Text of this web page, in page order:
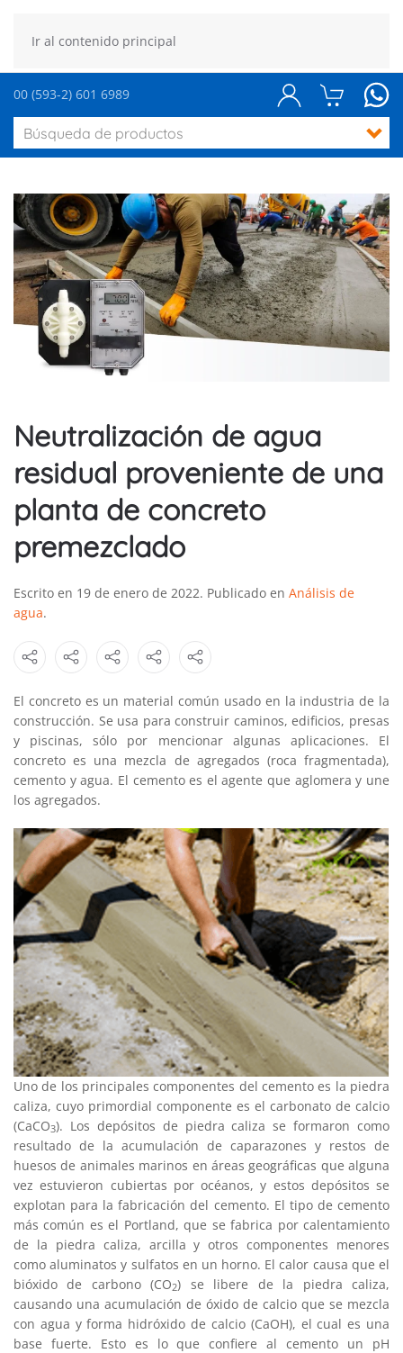
Ir al contenido principal
00 (593-2) 601 6989
Neutralización de agua
residual proveniente de una
planta de concreto
premezclado
Escrito en 19 de enero de 2022. Publicado en Análisis de
agua.
El concreto es un material común usado en la industria de la
construcción. Se usa para construir caminos, edificios, presas
y piscinas, sólo por mencionar algunas aplicaciones. El
concreto es una mezcla de agregados (roca fragmentada),
cemento y agua. El cemento es el agente que aglomera y une
los agregados.
Uno de los principales componentes del cemento es la piedra
caliza, cuyo primordial componente es el carbonato de calcio
(CaCO3). Los depósitos de piedra caliza se formaron como
resultado de la acumulación de caparazones y restos de
huesos de animales marinos en áreas geográficas que alguna
vez estuvieron cubiertas por océanos, y estos depósitos se
explotan para la fabricación del cemento. El tipo de cemento
más común es el Portland, que se fabrica por calentamiento
de la piedra caliza, arcilla y otros componentes menores
como aluminatos y sulfatos en un horno. El calor causa que el
bióxido de carbono (CO2) se libere de la piedra caliza,
causando una acumulación de óxido de calcio que se mezcla
con agua y forma hidróxido de calcio (CaOH), el cual es una
base fuerte. Esto es lo que confiere al cemento un pH